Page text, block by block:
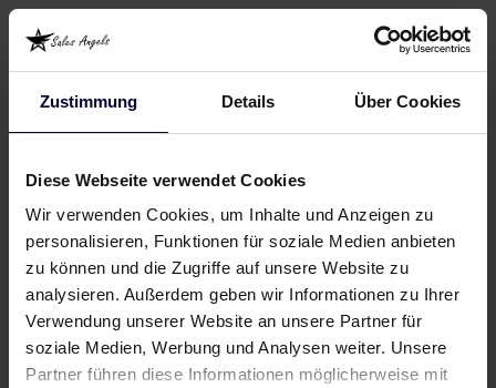
Zustimmung Details Über Cookies
Diese Webseite verwendet Cookies
Wir verwenden Cookies, um Inhalte und Anzeigen zu
personalisieren, Funktionen für soziale Medien anbieten
zu können und die Zugriffe auf unsere Website zu
analysieren. Außerdem geben wir Informationen zu Ihrer
Verwendung unserer Website an unsere Partner für
soziale Medien, Werbung und Analysen weiter. Unsere
Partner führen diese Informationen möglicherweise mit